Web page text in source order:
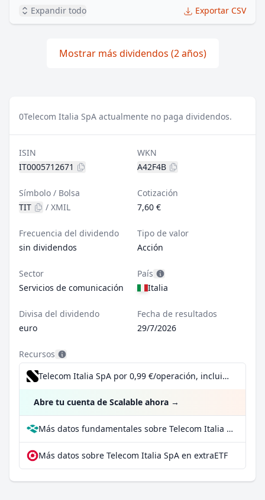
Expandir todo Exportar CSV
Mostrar más dividendos (2 años)
0Telecom Italia SpA actualmente no paga dividendos.
ISIN
IT0005712671
WKN
A42F4B
Símbolo / Bolsa
TIT
/ XMIL
Cotización
7,60 €
Frecuencia del dividendo
sin dividendos
Tipo de valor
Acción
Sector
Servicios de comunicación
País
Italia
Divisa del dividendo
euro
Fecha de resultados
29/7/2026
Recursos
Telecom Italia SpA por 0,99 €/operación, incluido el Dividend Reinvestment Plan
Abre tu cuenta de Scalable ahora →
Más datos fundamentales sobre Telecom Italia SpA en Parqet
Más datos sobre Telecom Italia SpA en extraETF